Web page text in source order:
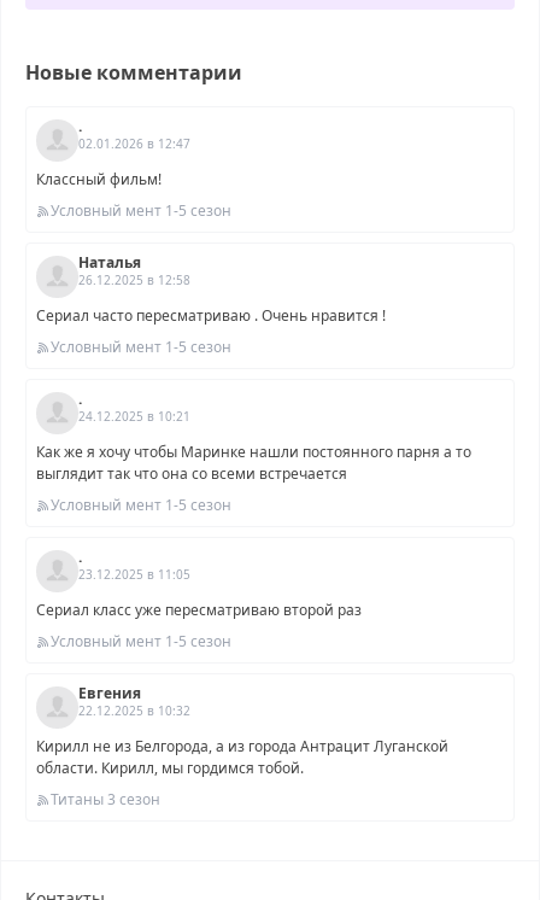
Новые комментарии
.
02.01.2026 в 12:47
Классный фильм!
Условный мент 1-5 сезон
Наталья
26.12.2025 в 12:58
Сериал часто пересматриваю . Очень нравится !
Условный мент 1-5 сезон
.
24.12.2025 в 10:21
Как же я хочу чтобы Маринке нашли постоянного парня а то
выглядит так что она со всеми встречается
Условный мент 1-5 сезон
.
23.12.2025 в 11:05
Сериал класс уже пересматриваю второй раз
Условный мент 1-5 сезон
Евгения
22.12.2025 в 10:32
Кирилл не из Белгорода, а из города Антрацит Луганской
области. Кирилл, мы гордимся тобой.
Титаны 3 сезон